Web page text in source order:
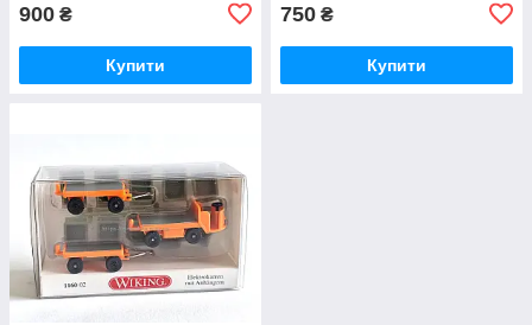
900 ₴
Купити
750 ₴
Купити